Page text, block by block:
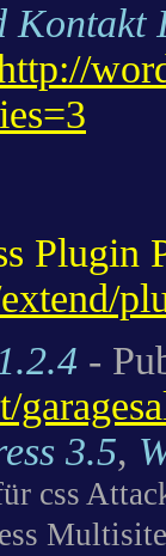
Kontakt
Plugin
-
3.5,
css